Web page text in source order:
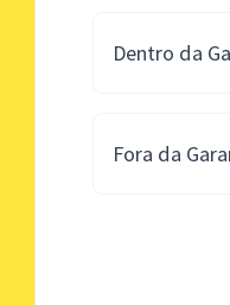
Dentro da
Fora da